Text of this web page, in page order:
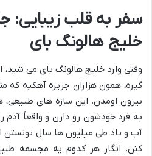
سفر به قلب زیبایی:
خلیج هالونگ بای
وقتی وارد خلیج هالونگ بای می
گیره، همون هزاران جزیره آهکیه
بیرون اومدن. این سازه های
به فرد خودشون رو دارن و واقعاً آدم
آب و باد طی میلیون ها سال تونستن
کنن. انگار هر کدوم یه مجسمه